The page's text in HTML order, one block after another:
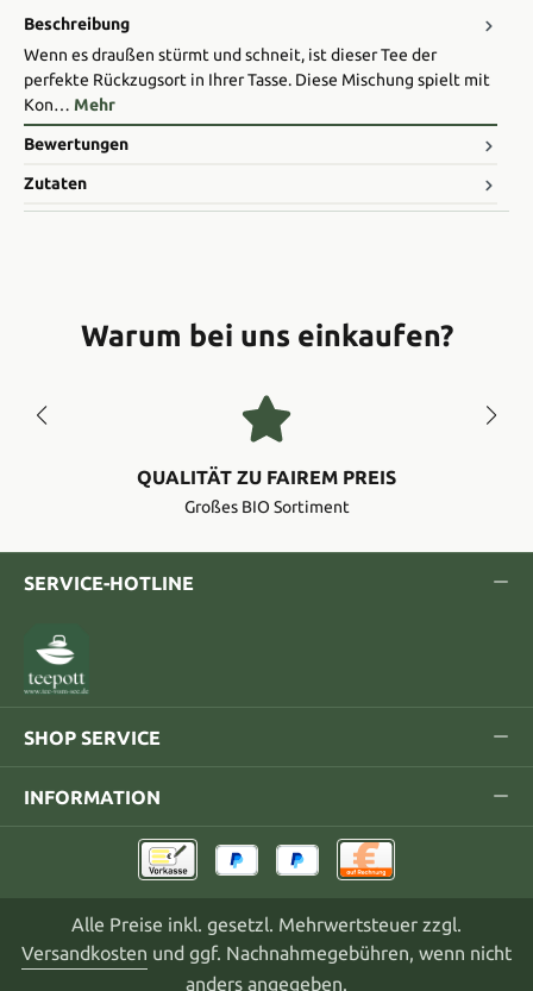
Beschreibung
Wenn es draußen stürmt und schneit, ist dieser Tee der
perfekte Rückzugsort in Ihrer Tasse. Diese Mischung spielt mit
Kon… Mehr
Bewertungen
Zutaten
Warum bei uns einkaufen?
QUALITÄT ZU FAIREM PREIS
Großes BIO Sortiment
SERVICE-HOTLINE
SHOP SERVICE
INFORMATION
Alle Preise inkl. gesetzl. Mehrwertsteuer zzgl.
Versandkosten und ggf. Nachnahmegebühren, wenn nicht
anders angegeben.